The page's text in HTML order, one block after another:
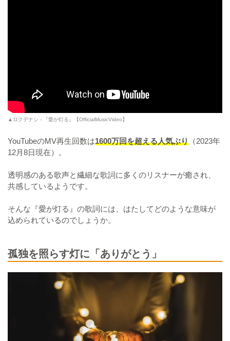
▲ロクデナシ - 『愛が灯る』【OfficialMusicVideo】
YouTubeのMV再生回数は1600万回を超える人気ぶり （2023年
12月8日現在）。
透明感のある歌声と繊細な歌詞に多くのリスナーが癒され、
共感しているようです。
そんな『愛が灯る』の歌詞には、はたしてどのような意味が
込められているのでしょうか。
孤独を照らす灯に「ありがとう」